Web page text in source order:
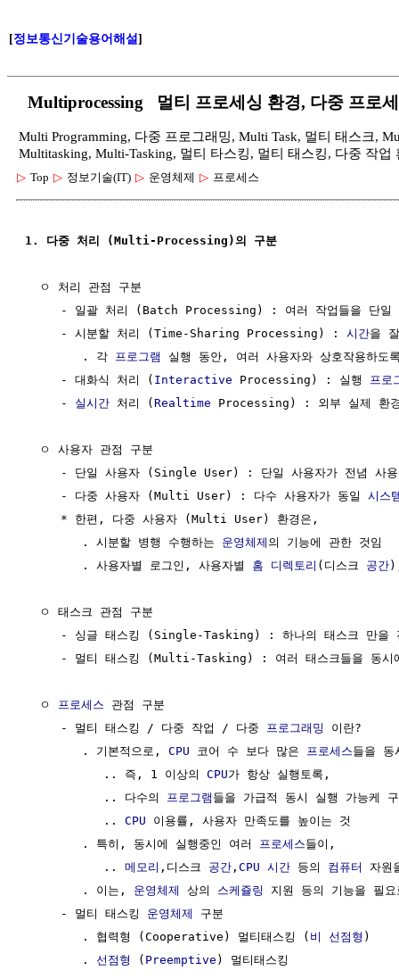
[정보통신기술용어해설]
Multiprocessing 멀티 프로세싱 환경, 다중 프로
Multi Programming, 다중 프로그래밍, Multi Task, 멀티 태스크,
Multitasking, Multi-Tasking, 멀티 타스킹, 멀티 태스킹, 다중 작업
▷ Top ▷ 정보기술(IT) ▷ 운영체제 ▷ 프로세스
1. 다중 처리 (Multi-Processing)의 구분
  ㅇ 처리 관점 구분
- 일괄 처리 (Batch Processing) : 여러 작업들을 단일
     - 시분할 처리 (Time-Sharing Processing) :
시간을
        . 각
프로그램
실행 동안, 여러 사용자와 상호작용하
     - 대화식 처리 (
Interactive Processing) : 실행 프로
     -
실시간 처리 (Realtime Processing) : 외부 실제 환경
  ㅇ 사용자 관점 구분
     - 단일 사용자 (Single User) : 단일 사용자가 전념 사용
     - 다중 사용자 (Multi User) : 다수 사용자가 동일
시스
     * 한편, 다중 사용자 (Multi User) 환경은,
        . 시분할 병행 수행하는
운영체제 의 기능에 관한 것임
        . 사용자별 로그인, 사용자별
홈 디렉토리 (디스크 공간
  ㅇ 태스크 관점 구분
- 싱글 태스킹 (Single-Tasking) : 하나의 태스크 만
- 멀티 태스킹 (Multi-Tasking) : 여러 태스크들을 동시
  ㅇ
프로세스 관점 구분
     - 멀티 태스킹 / 다중 작업 / 다중
프로그래밍
이란?
        . 기본적으로,
CPU 코어 수 보다 많은 프로세스들을 동
           .. 즉, 1 이상의
CPU가 항상 실행토록,
           .. 다수의
프로그램 들을 가급적 동시 실행 가능케
           ..
CPU 이용률, 사용자 만족도를 높이는 것
        . 특히, 동시에 실행중인 여러
프로세스들이,
           ..
메모리 ,디스크 공간 , CPU 시간 등의 컴퓨터
자원
        . 이는,
운영체제 상의 스케쥴링
지원 등의 기능을 필
     - 멀티 태스킹
운영체제
구분
        . 협력형 (Cooperative) 멀티태스킹 (
비 선점형 )
        .
선점형 ( Preemptive ) 멀티태스킹